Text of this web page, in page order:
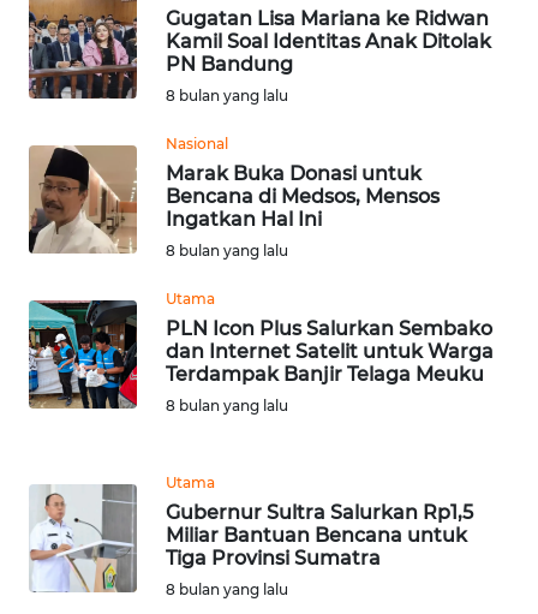
Gugatan Lisa Mariana ke Ridwan
Kamil Soal Identitas Anak Ditolak
PN Bandung
8 bulan yang lalu
Nasional
Marak Buka Donasi untuk
Bencana di Medsos, Mensos
Ingatkan Hal Ini
8 bulan yang lalu
Utama
PLN Icon Plus Salurkan Sembako
dan Internet Satelit untuk Warga
Terdampak Banjir Telaga Meuku
8 bulan yang lalu
Utama
Gubernur Sultra Salurkan Rp1,5
Miliar Bantuan Bencana untuk
Tiga Provinsi Sumatra
8 bulan yang lalu
WN
LABUHANBATU
WN
TENGAH
WN DELI
SERDANG
WN
TEBING
TINGGI
WN
KARAWANG
WN